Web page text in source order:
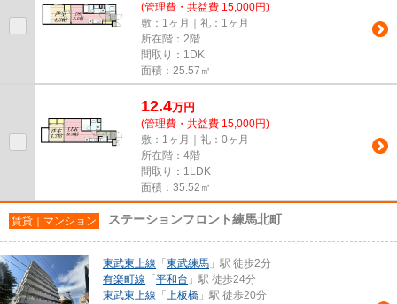
(管理費・共益費 15,000円)
敷：1ヶ月｜礼：1ヶ月
所在階：2階
間取り：1DK
面積：25.57㎡
12.4万円
(管理費・共益費 15,000円)
敷：1ヶ月｜礼：0ヶ月
所在階：4階
間取り：1LDK
面積：35.52㎡
賃貸｜マンション ステーションフロント練馬北町
東武東上線 「 東武練馬 」駅 徒歩2分
有楽町線 「 平和台 」駅 徒歩24分
東武東上線 「 上板橋 」駅 徒歩20分